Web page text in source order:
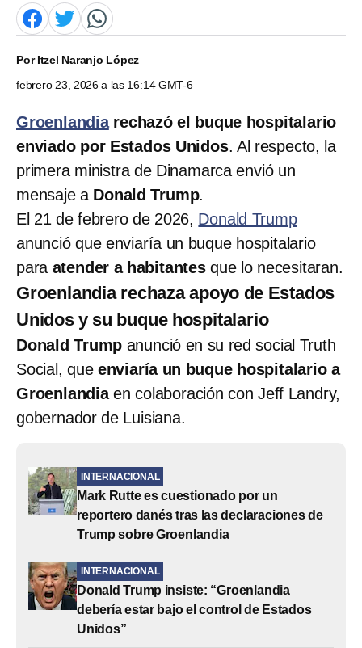
PorItzel Naranjo López
febrero 23, 2026 a las 16:14 GMT-6
Groenlandia rechazó el buque hospitalario
enviado por Estados Unidos. Al respecto, la
primera ministra de Dinamarca envió un
mensaje a Donald Trump.
El 21 de febrero de 2026, Donald Trump
anunció que enviaría un buque hospitalario
para atender a habitantesque lo necesitaran.
Groenlandia rechaza apoyo de Estados
Unidos y su buque hospitalario
Donald Trump anunció en su red social Truth
Social, que enviaría un buque hospitalario a
Groenlandiaen colaboración con Jeff Landry,
gobernador de Luisiana.
INTERNACIONAL
Mark Rutte es cuestionado por un
reportero danés tras las declaraciones de
Trump sobre Groenlandia
INTERNACIONAL
Donald Trump insiste: “Groenlandia
debería estar bajo el control de Estados
Unidos”